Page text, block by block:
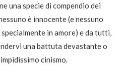
una specie di compendio dei
è innocente (e nessuno
in amore) e da tutti,
una battuta devastante o
cinismo.